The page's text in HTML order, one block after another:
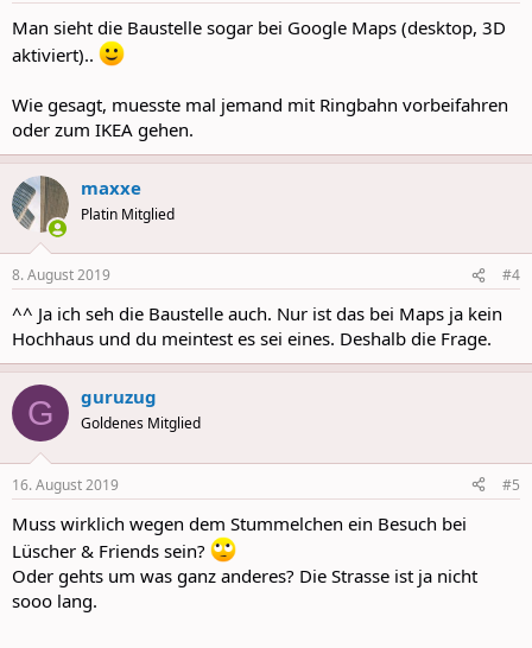
Man sieht die Baustelle sogar bei Google Maps (desktop, 3D
aktiviert)..
Wie gesagt, muesste mal jemand mit Ringbahn vorbeifahren
oder zum IKEA gehen.
maxxe
Platin Mitglied
8. August 2019 #4
^^ Ja ich seh die Baustelle auch. Nur ist das bei Maps ja kein
Hochhaus und du meintest es sei eines. Deshalb die Frage.
G guruzug
Goldenes Mitglied
16. August 2019 #5
Muss wirklich wegen dem Stummelchen ein Besuch bei
Lüscher & Friends sein?
Oder gehts um was ganz anderes? Die Strasse ist ja nicht
sooo lang.